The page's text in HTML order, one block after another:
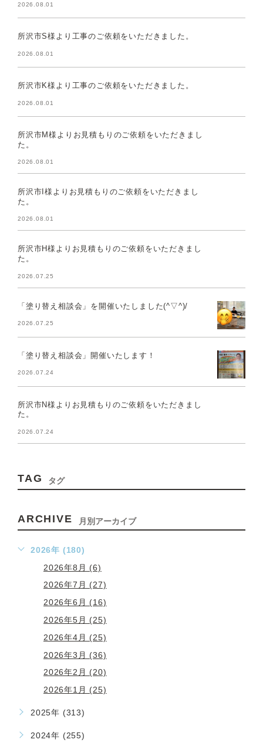
2026.08.01
所沢市S様より工事のご依頼をいただきました。
2026.08.01
所沢市K様より工事のご依頼をいただきました。
2026.08.01
所沢市M様よりお見積もりのご依頼をいただきまし
た。
2026.08.01
所沢市I様よりお見積もりのご依頼をいただきまし
た。
2026.08.01
所沢市H様よりお見積もりのご依頼をいただきまし
た。
2026.07.25
「塗り替え相談会」を開催いたしました(^▽^)/
2026.07.25
「塗り替え相談会」開催いたします！
2026.07.24
所沢市N様よりお見積もりのご依頼をいただきまし
た。
2026.07.24
TAG タグ
ARCHIVE 月別アーカイブ
2026年 (180)
2026年8月 (6)
2026年7月 (27)
2026年6月 (16)
2026年5月 (25)
2026年4月 (25)
2026年3月 (36)
2026年2月 (20)
2026年1月 (25)
2025年 (313)
2024年 (255)